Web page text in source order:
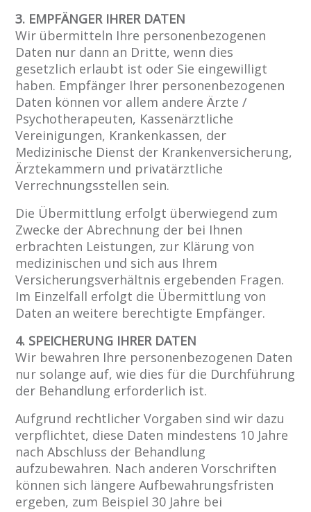
3. EMPFÄNGER IHRER DATEN
Wir übermitteln Ihre personenbezogenen
Daten nur dann an Dritte, wenn dies
gesetzlich erlaubt ist oder Sie eingewilligt
haben. Empfänger Ihrer personenbezogenen
Daten können vor allem andere Ärzte /
Psychotherapeuten, Kassenärztliche
Vereinigungen, Krankenkassen, der
Medizinische Dienst der Krankenversicherung,
Ärztekammern und privatärztliche
Verrechnungsstellen sein.
Die Übermittlung erfolgt überwiegend zum
Zwecke der Abrechnung der bei Ihnen
erbrachten Leistungen, zur Klärung von
medizinischen und sich aus Ihrem
Versicherungsverhältnis ergebenden Fragen.
Im Einzelfall erfolgt die Übermittlung von
Daten an weitere berechtigte Empfänger.
4. SPEICHERUNG IHRER DATEN
Wir bewahren Ihre personenbezogenen Daten
nur solange auf, wie dies für die Durchführung
der Behandlung erforderlich ist.
Aufgrund rechtlicher Vorgaben sind wir dazu
verpflichtet, diese Daten mindestens 10 Jahre
nach Abschluss der Behandlung
aufzubewahren. Nach anderen Vorschriften
können sich längere Aufbewahrungsfristen
ergeben, zum Beispiel 30 Jahre bei